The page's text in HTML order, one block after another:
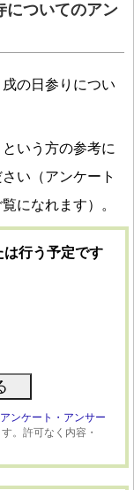
についてのアン
の日参りについ
いう方の参考に
い（アンケート
になれます）。
行う予定です
アンケート・アンサー
。許可なく内容・